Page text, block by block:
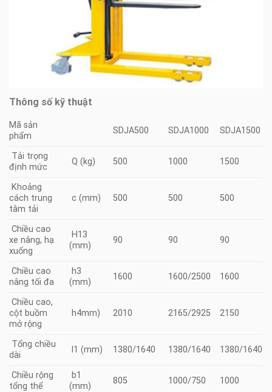
Thông số kỹ thuật
Mã sản
phẩm
SDJA500 SDJA1000 SDJA1500
Tải trọng
định mức
Q (kg) 500 1000 1500
Khoảng
cách trung
tâm tải
c (mm) 500 500 500
Chiều cao
xe nâng, hạ
xuống
H13
(mm)
90 90 90
Chiều cao
nâng tối đa
h3
(mm)
1600 1600/2500 1600
Chiều cao,
cột buồm
mở rộng
h4mm) 2010 2165/2925 2150
Tổng chiều
dài
l1 (mm) 1380/1640 1380/1640 1380/1640
Chiều rộng
tổng thể
b1
(mm)
805 1000/750 1000